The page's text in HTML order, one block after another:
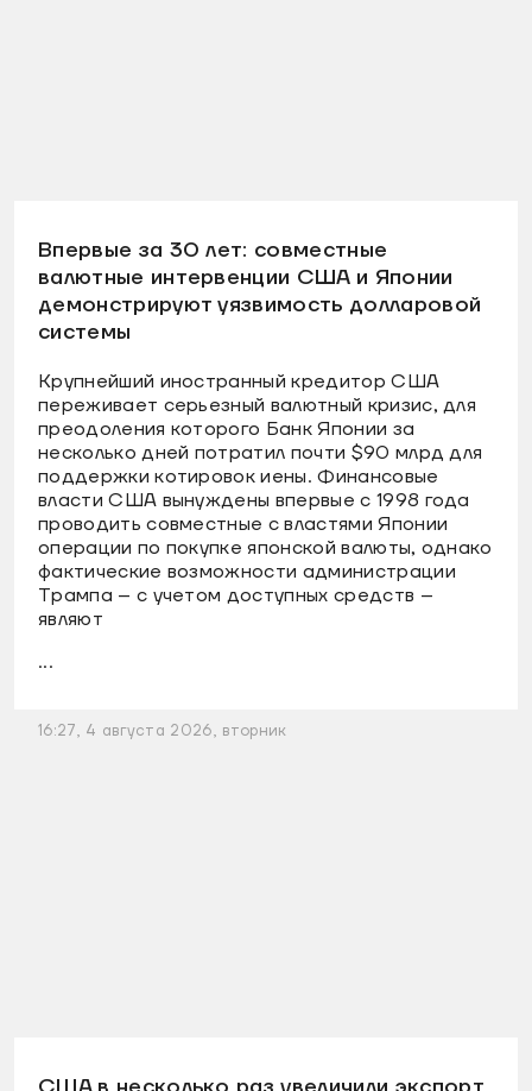
Впервые за 30 лет: совместные
валютные интервенции США и Японии
демонстрируют уязвимость долларовой
системы
Крупнейший иностранный кредитор США
переживает серьезный валютный кризис, для
преодоления которого Банк Японии за
несколько дней потратил почти $90 млрд для
поддержки котировок иены. Финансовые
власти США вынуждены впервые с 1998 года
проводить совместные с властями Японии
операции по покупке японской валюты, однако
фактические возможности администрации
Трампа – с учетом доступных средств –
являют
...
16:27, 4 августа 2026, вторник